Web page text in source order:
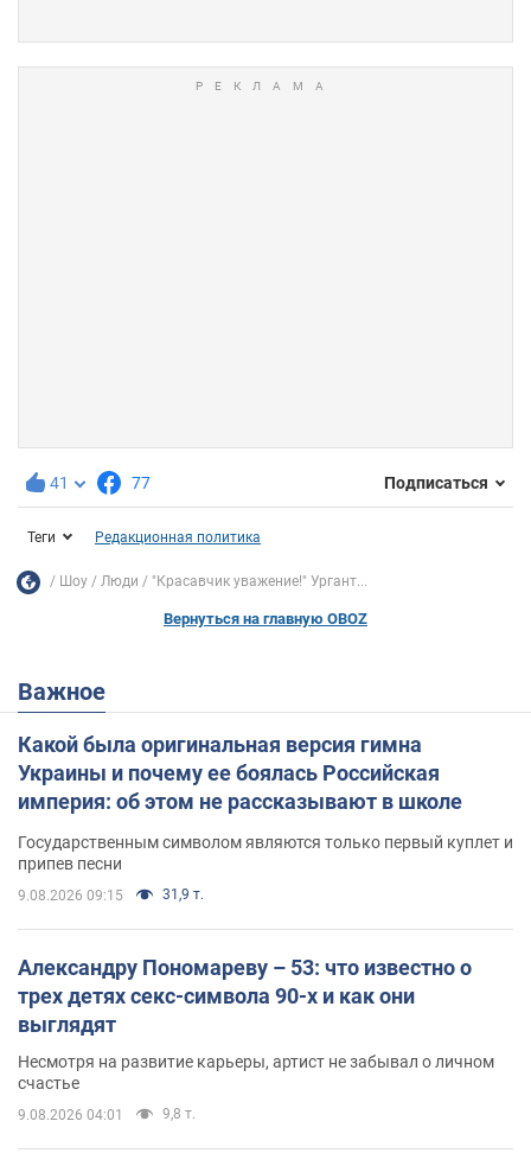
41 77 Подписаться
Теги Редакционная политика
Шоу Люди "Красавчик уважение!" Ургант...
Вернуться на главную OBOZ
Важное
Какой была оригинальная версия гимна
Украины и почему ее боялась Российская
империя: об этом не рассказывают в школе
Государственным символом являются только первый куплет и
припев песни
9.08.2026 09:15 31,9 т.
Александру Пономареву – 53: что известно о
трех детях секс-символа 90-х и как они
выглядят
Несмотря на развитие карьеры, артист не забывал о личном
счастье
9.08.2026 04:01 9,8 т.